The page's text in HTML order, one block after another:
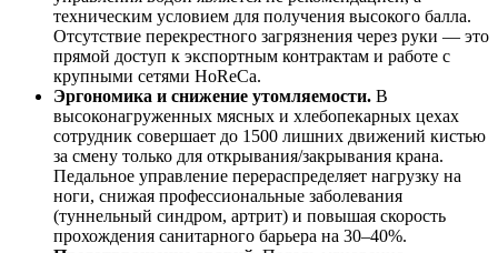
техническим условием для получения высокого балла.
Отсутствие перекрестного загрязнения через руки — это
прямой доступ к экспортным контрактам и работе с
крупными сетями HoReCa.
Эргономика и снижение утомляемости. В
высоконагруженных мясных и хлебопекарных цехах
сотрудник совершает до 1500 лишних движений кистью
за смену только для открывания/закрывания крана.
Педальное управление перераспределяет нагрузку на
ноги, снижая профессиональные заболевания
(туннельный синдром, артрит) и повышая скорость
прохождения санитарного барьера на 30–40%.